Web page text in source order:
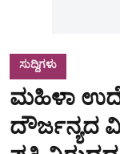
ಸುದ್ದಿಗಳು
ಮಹಿಳಾ
ದೌರ್ಜನ್ಯದ